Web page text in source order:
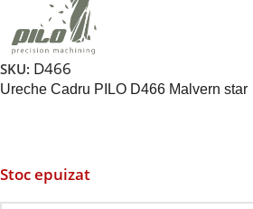
SKU: D466
Ureche Cadru PILO D466 Malvern star
Stoc epuizat